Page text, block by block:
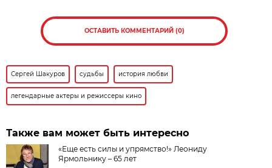
ОСТАВИТЬ КОММЕНТАРИЙ (0)
Сергей Шакуров судьбы история любви
легендарные актеры и режиссеры кино
Также вам может быть интересно
«Еще есть силы и упрямство!» Леониду
Ярмольнику – 65 лет